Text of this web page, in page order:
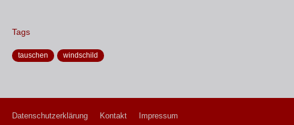
Tags
tauschen windschild
Datenschutzerklärung Kontakt Impressum